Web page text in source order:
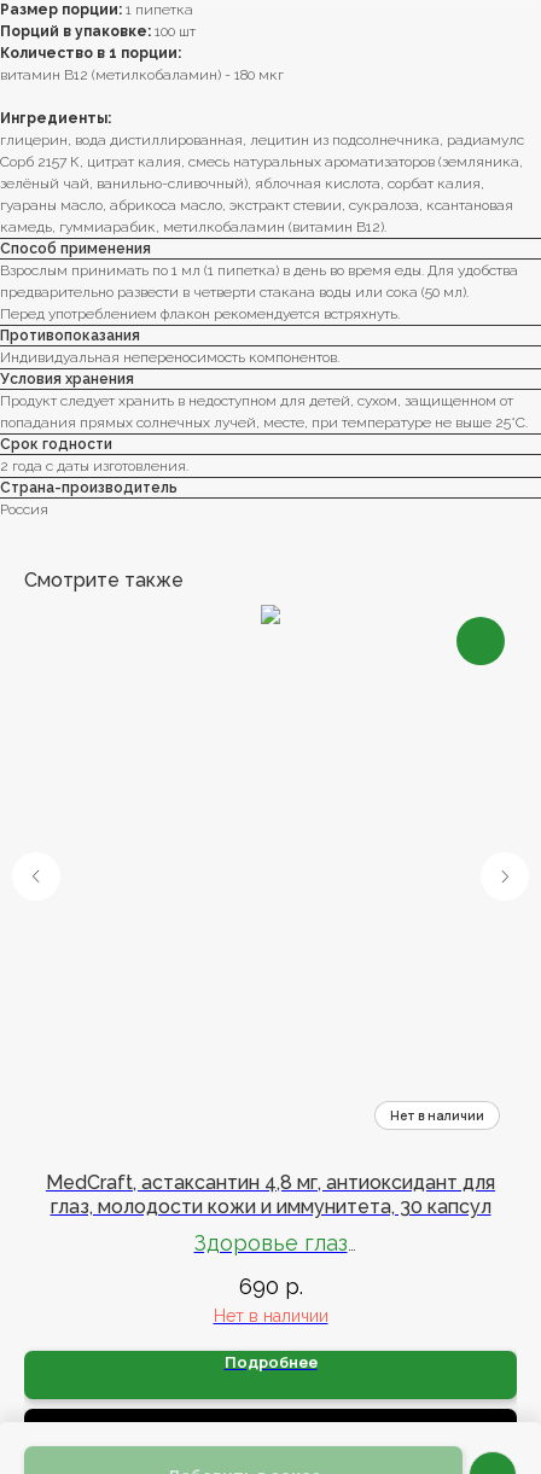
Размер порции: 1 пипетка
Порций в упаковке: 100 шт
Количество в 1 порции:
витамин B12 (метилкобаламин) - 180 мкг
Ингредиенты:
глицерин, вода дистиллированная, лецитин из подсолнечника, радиамулс
Сорб 2157 К, цитрат калия, смесь натуральных ароматизаторов (земляника,
зелёный чай, ванильно-сливочный), яблочная кислота, сорбат калия,
гуараны масло, абрикоса масло, экстракт стевии, сукралоза, ксантановая
камедь, гуммиарабик, метилкобаламин (витамин В12).
Способ применения
Взрослым принимать по 1 мл (1 пипетка) в день во время еды. Для удобства
предварительно развести в четверти стакана воды или сока (50 мл).
Перед употреблением флакон рекомендуется встряхнуть.
Противопоказания
Индивидуальная непереносимость компонентов.
Условия хранения
Продукт следует хранить в недоступном для детей, сухом, защищенном от
попадания прямых солнечных лучей, месте, при температуре не выше 25°С.
Срок годности
2 года с даты изготовления.
Страна-производитель
Россия
Смотрите также
MedCraft, астаксантин 4,8 мг, антиоксидант для
глаз, молодости кожи и иммунитета, 30 капсул
Здоровье глаз
Молодость кожи и иммунитет
690 р.
Нет в наличии
Подробнее